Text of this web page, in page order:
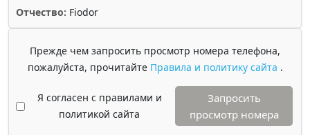
Отчество: Fiodor
Прежде чем запросить просмотр номера телефона,
пожалуйста, прочитайте Правила и политику сайта .
Я согласен с правилами и
политикой сайта
Запросить
просмотр номера